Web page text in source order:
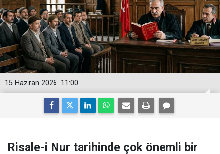
11:00
15 Haziran 2026
Risale-i Nur tarihinde çok önemli bir